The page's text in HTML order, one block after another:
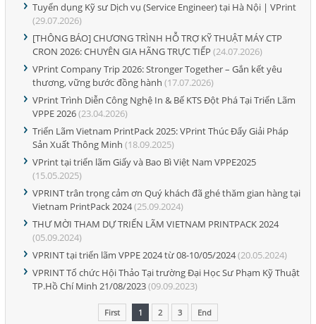
Tuyển dụng Kỹ sư Dịch vụ (Service Engineer) tại Hà Nội | VPrint
(29.07.2026)
[THÔNG BÁO] CHƯƠNG TRÌNH HỖ TRỢ KỸ THUẬT MÁY CTP
CRON 2026: CHUYÊN GIA HÃNG TRỰC TIẾP (24.07.2026)
VPrint Company Trip 2026: Stronger Together – Gắn kết yêu
thương, vững bước đồng hành (17.07.2026)
VPrint Trình Diễn Công Nghệ In & Bế KTS Đột Phá Tại Triển Lãm
VPPE 2026(23.04.2026)
Triển Lãm Vietnam PrintPack 2025: VPrint Thúc Đẩy Giải Pháp
Sản Xuất Thông Minh (18.09.2025)
VPrint tại triển lãm Giấy và Bao Bì Việt Nam VPPE2025
(15.05.2025)
VPRINT trân trọng cảm ơn Quý khách đã ghé thăm gian hàng tại
Vietnam PrintPack 2024(25.09.2024)
THƯ MỜI THAM DỰ TRIỂN LÃM VIETNAM PRINTPACK 2024
(05.09.2024)
VPRINT tại triển lãm VPPE 2024 từ 08-10/05/2024(20.05.2024)
VPRINT Tổ chức Hội Thảo Tại trường Đại Học Sư Phạm Kỹ Thuật
TP.Hồ Chí Minh 21/08/2023(09.09.2023)
First 1 2 3 End